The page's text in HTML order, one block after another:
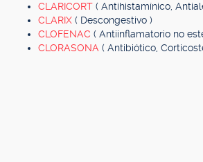
CLARICORT ( Antihistamínico,
CLARIX ( Descongestivo )
CLOFENAC ( Antiinflamatorio no
CLORASONA ( Antibiótico,